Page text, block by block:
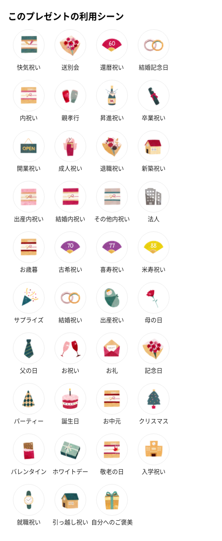
このプレゼントの利用シーン
快気祝い 送別会 還暦祝い 結婚記念日
内祝い 親孝行 昇進祝い 卒業祝い
開業祝い 成人祝い 退職祝い 新築祝い
出産内祝い 結婚内祝い その他内祝い 法人
お歳暮 古希祝い 喜寿祝い 米寿祝い
サプライズ 結婚祝い 出産祝い 母の日
父の日 お祝い お礼 記念日
パーティー 誕生日 お中元 クリスマス
バレンタイン ホワイトデー 敬老の日 入学祝い
就職祝い 引っ越し祝い 自分へのご褒美